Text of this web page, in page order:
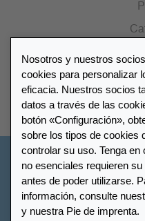
Lista de
Encuentre su
Nosotros y nuestros
cookies para personalizar
eficacia. Nuestros socios
datos a través de las
botón «Configuración»,
sobre los tipos de cookies
controlar su uso. Tenga
no esenciales requieren
antes de poder utilizarse.
información, consulte
y nuestra Pie de imprenta.
Configuración de
Declaración de